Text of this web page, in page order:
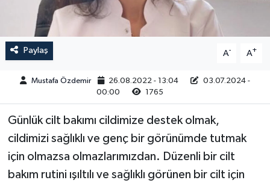
Paylaş A- A+
Mustafa Özdemir 26.08.2022 - 13:04
03.07.2024 -
00:00
1765
Günlük cilt bakımı cildimize destek olmak,
cildimizi sağlıklı ve genç bir görünümde tutmak
için olmazsa olmazlarımızdan. Düzenli bir cilt
bakım rutini ışıltılı ve sağlıklı görünen bir cilt için
Ülke
Etiketler
Dünya
Yaşam
Kadın
Teknoloji
Yerel Haber
Akhisar Emlak